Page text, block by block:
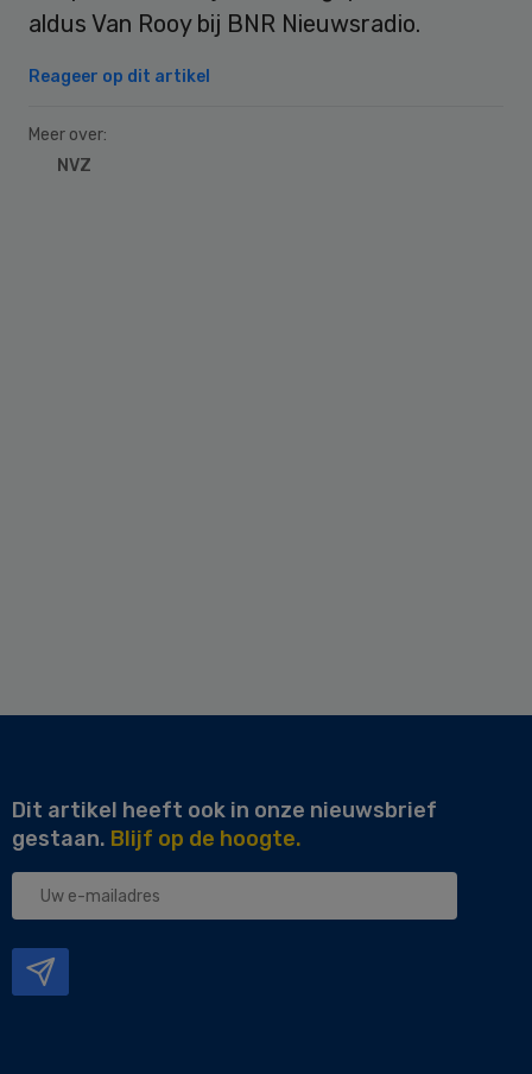
aldus Van Rooy bij BNR Nieuwsradio.
Reageer op dit artikel
Meer over:
NVZ
Dit artikel heeft ook in onze nieuwsbrief
gestaan. Blijf op de hoogte.
Uw